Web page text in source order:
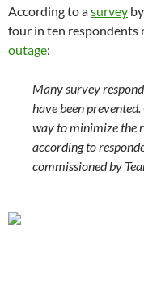
According to asurvey
four in ten respondents
outage:
Many survey
have been
way to minimize the
according to
commissioned by